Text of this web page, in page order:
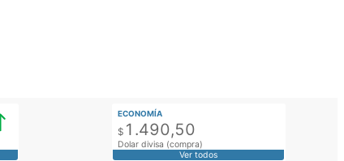
ECONOMÍA
$ 1.490,50
Dolar divisa (compra)
Ver todos